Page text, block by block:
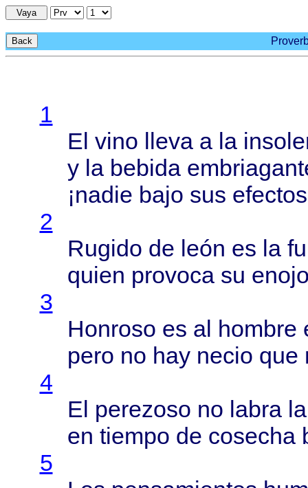
Vaya
Back
1
El vino llevaa la
y la bebida
¡nadie bajo sus efectos
2
Rugido de león es la
quien provocasu
3
Honroso es al hombre
pero no hay necio que
4
El perezoso no labra
en tiempo de cosecha
5